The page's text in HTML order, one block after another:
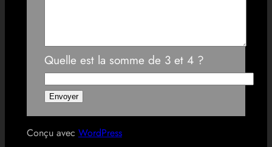
Quelle est la somme de 3 et 4 ?
Conçu avec WordPress